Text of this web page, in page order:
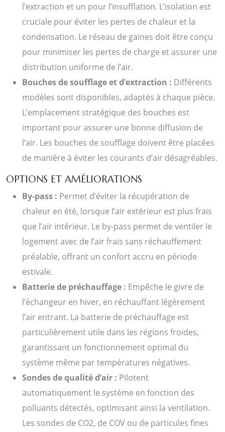
l’extraction et un pour l’insufflation. L’isolation est
cruciale pour éviter les pertes de chaleur et la
condensation. Le réseau de gaines doit être conçu
pour minimiser les pertes de charge et assurer une
distribution uniforme de l’air.
Bouches de soufflage et d’extraction : Différents
modèles sont disponibles, adaptés à chaque pièce.
L’emplacement stratégique des bouches est
important pour assurer une bonne diffusion de
l’air. Les bouches de soufflage doivent être placées
de manière à éviter les courants d’air désagréables.
OPTIONS ET AMÉLIORATIONS
By-pass : Permet d’éviter la récupération de
chaleur en été, lorsque l’air extérieur est plus frais
que l’air intérieur. Le by-pass permet de ventiler le
logement avec de l’air frais sans réchauffement
préalable, offrant un confort accru en période
estivale.
Batterie de préchauffage : Empêche le givre de
l’échangeur en hiver, en réchauffant légèrement
l’air entrant. La batterie de préchauffage est
particulièrement utile dans les régions froides,
garantissant un fonctionnement optimal du
système même par températures négatives.
Sondes de qualité d’air : Pilotent
automatiquement le système en fonction des
polluants détectés, optimisant ainsi la ventilation.
Les sondes de CO2, de COV ou de particules fines